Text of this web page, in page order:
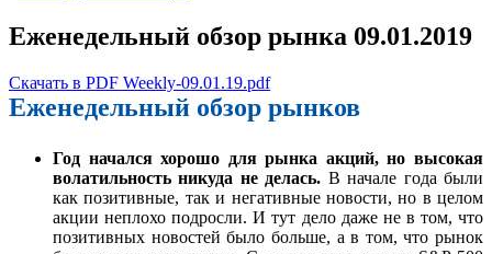
Еженедельный обзор рынка 09.01.2019
Скачать в PDF Weekly-09.01.19.pdf
Еженедельный обзор рынков
Год начался хорошо для рынка акций, но высокая
волатильность никуда не делась. В начале года были
как позитивные, так и негативные новости, но в целом
акции неплохо подросли. И тут дело даже не в том, что
позитивных новостей было больше, а в том, что рынок